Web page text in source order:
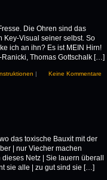
Die Ohren sind das
Key-Visual seiner selbst. So
ich an ihn? Es ist MEIN Hirn!
Thomas Gottschalk […]
| Keine Kommentare
das toxische Bauxit mit der
| nur Viecher machen
Netz | Sie lauern überall
sie alle | zu gut sind sie […]